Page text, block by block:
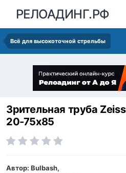
РЕЛОАДИНГ.РФ
Всё для высокоточной стрельбы
Зрительная труба
20-75x85
Автор: Bulbash,